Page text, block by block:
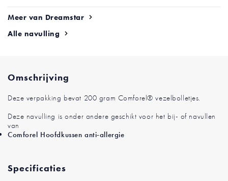
Meer van Dreamstar
Alle navulling
Omschrijving
Deze verpakking bevat 200 gram Comforel® vezelbolletjes.
Deze navulling is onder andere geschikt voor het bij- of navullen
van
Comforel Hoofdkussen anti-allergie
Specificaties